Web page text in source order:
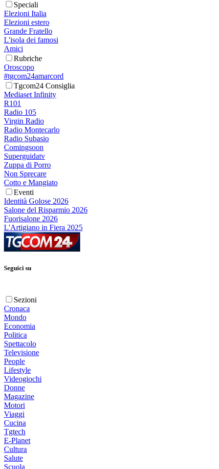
Speciali
Elezioni Italia
Elezioni estero
Grande Fratello
L'isola dei famosi
Amici
Rubriche
Oroscopo
#tgcom24amarcord
Tgcom24 Consiglia
Mediaset Infinity
R101
Radio 105
Virgin Radio
Radio Montecarlo
Radio Subasio
Comingsoon
Superguidatv
Zuppa di Porro
Non Sprecare
Cotto e Mangiato
Eventi
Identità Golose 2026
Salone del Risparmio 2026
Fuorisalone 2026
L'Artigiano in Fiera 2025
Seguici su
Sezioni
Cronaca
Mondo
Economia
Politica
Spettacolo
Televisione
People
Lifestyle
Videogiochi
Donne
Magazine
Motori
Viaggi
Cucina
Tgtech
E-Planet
Cultura
Salute
Scuola